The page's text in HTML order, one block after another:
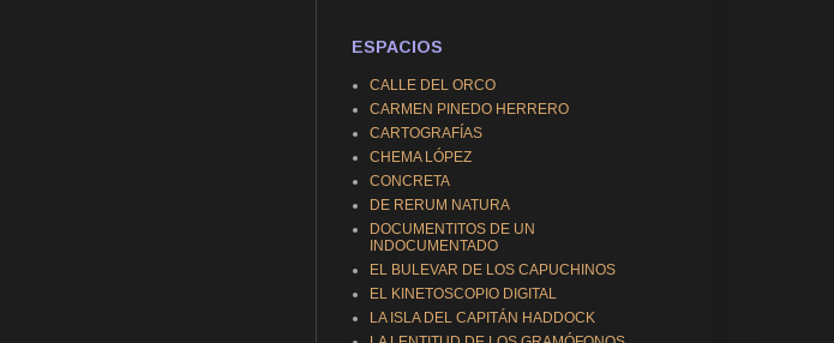
ESPACIOS
CALLE DEL ORCO
CARMEN PINEDO HERRERO
CARTOGRAFÍAS
CHEMA LÓPEZ
CONCRETA
DE RERUM NATURA
DOCUMENTITOS DE UN
INDOCUMENTADO
EL BULEVAR DE LOS CAPUCHINOS
EL KINETOSCOPIO DIGITAL
LA ISLA DEL CAPITÁN HADDOCK